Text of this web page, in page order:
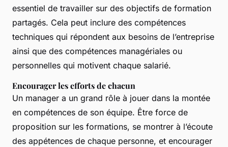
essentiel de travailler sur des objectifs de formation
partagés. Cela peut inclure des compétences
techniques qui répondent aux besoins de l’entreprise
ainsi que des compétences managériales ou
personnelles qui motivent chaque salarié.
Encourager les efforts de chacun
Un manager a un grand rôle à jouer dans la montée
en compétences de son équipe. Être force de
proposition sur les formations, se montrer à l’écoute
des appétences de chaque personne, et encourager